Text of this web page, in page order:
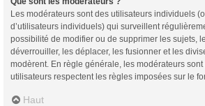
Les modérateurs sont des utilisateurs individuels
d’utilisateurs individuels) qui surveillent
possibilité de modifier ou de supprimer les sujets,
déverrouiller, les déplacer, les fusionner et les
modèrent. En règle générale, les modérateurs
utilisateurs respectent les règles imposées sur le
Haut